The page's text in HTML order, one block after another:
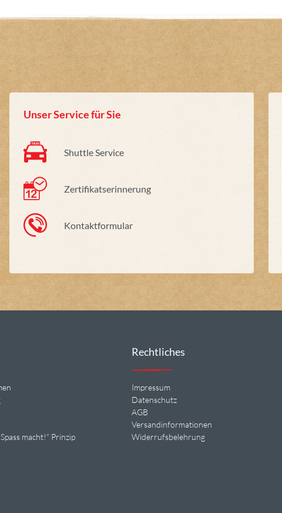
Unser Service für Sie
Shuttle Service
Zertifikatserinnerung
Kontaktformular
macht!“ Prinzip
Rechtliches
Impressum
Datenschutz
AGB
Versandinformationen
Widerrufsbelehrung